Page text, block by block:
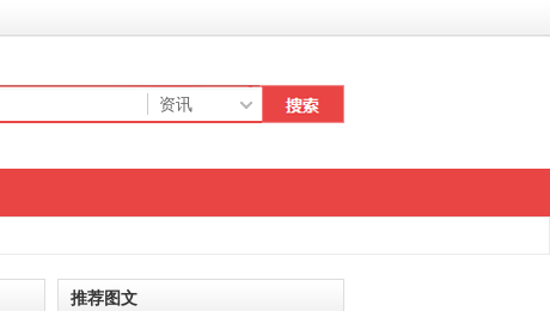
推荐图文